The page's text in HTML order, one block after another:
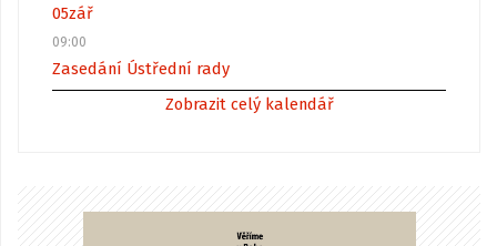
05zář
09:00
Zasedání Ústřední rady
Zobrazit celý kalendář